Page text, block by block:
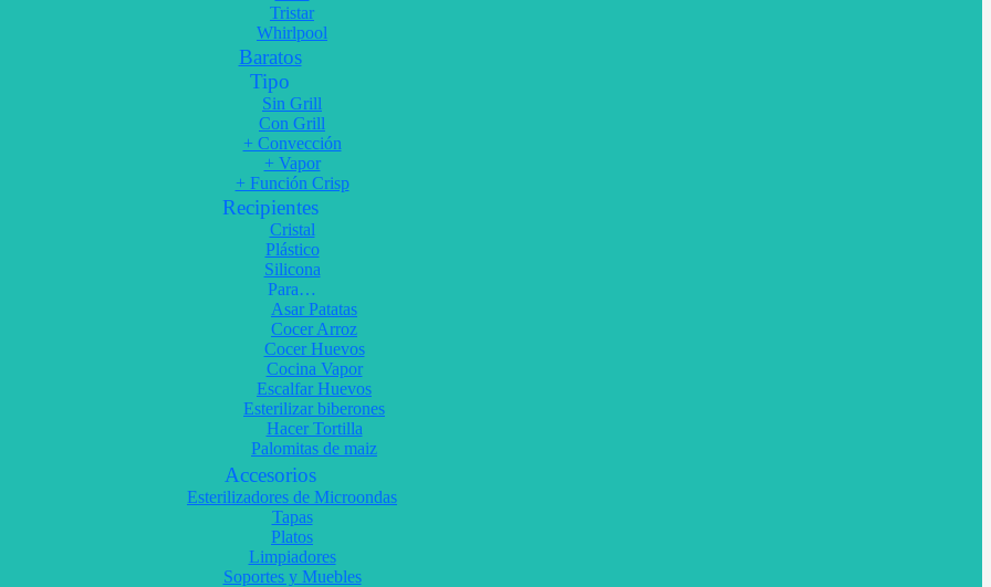
Tristar
Whirlpool
Baratos
Tipo
Sin Grill
Con Grill
+ Convección
+ Vapor
+ Función Crisp
Recipientes
Cristal
Plástico
Silicona
Para…
Asar Patatas
Cocer Arroz
Cocer Huevos
Cocina Vapor
Escalfar Huevos
Esterilizar biberones
Hacer Tortilla
Palomitas de maiz
Accesorios
Esterilizadores de Microondas
Tapas
Platos
Limpiadores
Soportes y Muebles